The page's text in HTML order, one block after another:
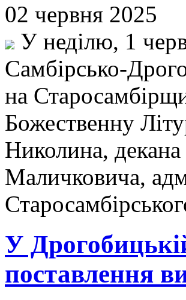
02 червня 2025
У неділю, 1
Самбірсько-
на
Божественну
Николина,
Маличковича,
У
поставлення